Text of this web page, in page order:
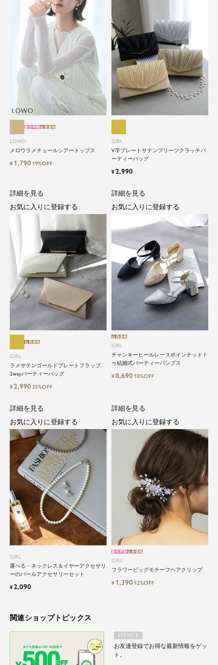
特別な日だけではもったいない...もっ
と気軽に自由にドレスを楽しみたい
ム。クローゼットに一着は用意しておきたいもの
ドレスが持つ女性を美しく見せる力は、ファッシ
ョンアイテムの中でも特別なものです。
特別な日だけではもったいない もっと気軽にもっ
と自由にドレスを楽しみたい...
そんな気持ちを叶えたい。それが、ドレスブラン
ドガールです。
LOWO
メロウラメチュールシアートップス
新作早割会員価格
¥ 1,790 19%OFF
GIRL
V字プレートサテンプリーツクラッチパ
ーティーバッグ
¥2,990
GIRL
ラメサテンゴールドプレートフラップ
2wayパーティーバッグ
会員価格
¥2,99025%OFF
詳細を見る
お気に入りに登録する
GIRL
チャンキーヒールレースポインテッドト
ゥ結婚式パーティーパンプス
会員価格
¥8,690 10%OFF
詳細を見る
お気に入りに登録する
GIRL
選べる・ネックレス＆イヤーアクセサリ
ーのパールアクセサリーセット
¥2,090
詳細を見る
お気に入りに登録する
GIRL
フラワービッグモチーフヘアクリップ
新作早割会員価格
¥ 1,390 12%OFF
詳細を見る
お気に入りに登録する
関連ショップトピックス
SERVICE
お友達登録でお得な最新情報をゲッ
ト。